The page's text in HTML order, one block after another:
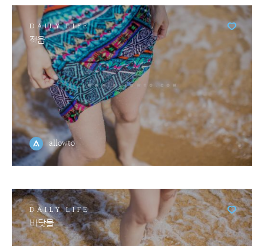
DAILY LIFE
젖음
allowto
DAILY LIFE
바닷물